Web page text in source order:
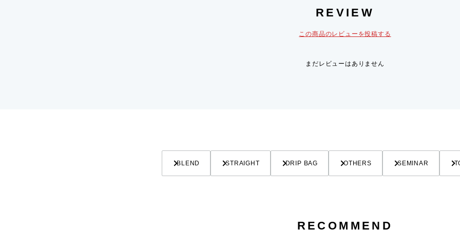
REVIEW
この商品のレビューを投稿する
まだレビューはありません
BLEND STRAIGHT DRIP BAG OTHERS SEMINAR
RECOMMEND